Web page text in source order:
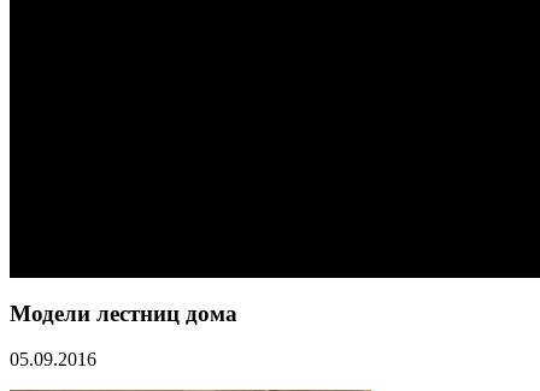
Модели лестниц дома
05.09.2016